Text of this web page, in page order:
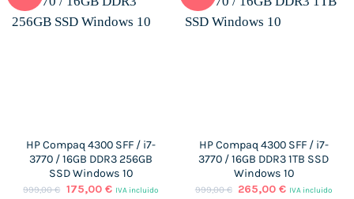
HP Compaq 4300 SFF / i7-
3770 / 16GB DDR3 256GB
SSD Windows 10
999,00€ El
175,00 €ElIVA incluido
HP Compaq 4300 SFF / i7-
3770 / 16GB DDR3 1TB SSD
Windows 10
999,00€ El
265,00€ElIVA incluido